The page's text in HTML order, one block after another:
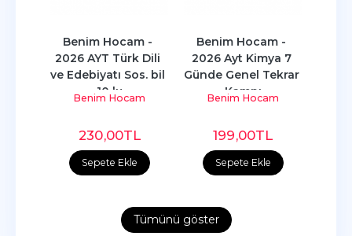
Sepete Ekle
Benim Hocam -
2026 AYT Türk Dili
ve Edebiyatı Sos. bil
10 lu
Benim Hocam
230,00TL
Sepete Ekle
Benim Hocam -
2026 Ayt Kimya 7
Günde Genel Tekrar
Kampı
Benim Hocam
199,00TL
Tümünü göster